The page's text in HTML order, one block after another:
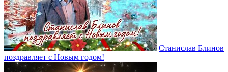
Станислав Блинов
поздравляет с Новым годом!